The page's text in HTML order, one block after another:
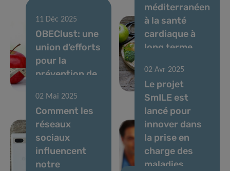
11 Déc 2025
OBEClust: une
union d’efforts
pour la
prévention de
méditerranéen
à la santé
cardiaque à
long terme
personnes
âgées
02 Mai 2025
Comment les
réseaux
sociaux
influencent
notre
02 Avr 2025
Le projet
SmILE est
lancé pour
innover dans
la prise en
charge des
maladies